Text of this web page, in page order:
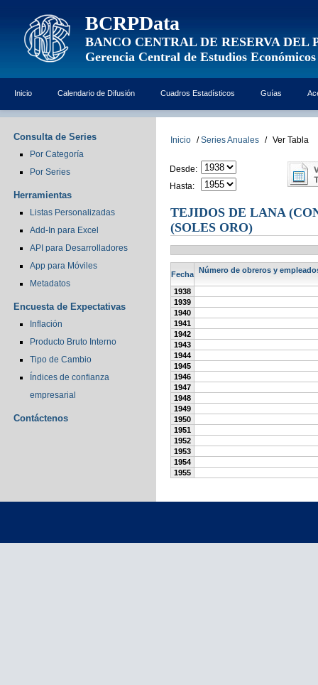
BCRPData
BANCO CENTRAL DE RESERVA DEL
Gerencia Central de Estudios Económicos
Inicio Calendario de Difusión Cuadros Estadísticos Guías
Consulta de Series
Por Categoría
Por Series
Herramientas
Listas Personalizadas
Add-In para Excel
API para Desarrolladores
App para Móviles
Metadatos
Encuesta de Expectativas
Inflación
Producto Bruto Interno
Tipo de Cambio
Índices de confianza
empresarial
Contáctenos
Inicio / Series Anuales / Ver Tabla
Desde:
Hasta:
TEJIDOS DE LANA
(SOLES ORO)
Fecha Número de obreros y
1938
1939
1940
1941
1942
1943
1944
1945
1946
1947
1948
1949
1950
1951
1952
1953
1954
1955